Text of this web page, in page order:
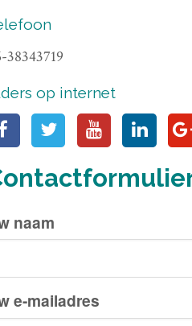
38343719
op internet
naam
e-mailadres